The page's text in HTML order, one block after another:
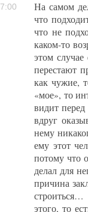
На самом
что
что не
каком-то
этом
перестают
как чужие,
«мое», то
видит
вдруг
нему
ему этот
потому что
делал для
причина
этого, то